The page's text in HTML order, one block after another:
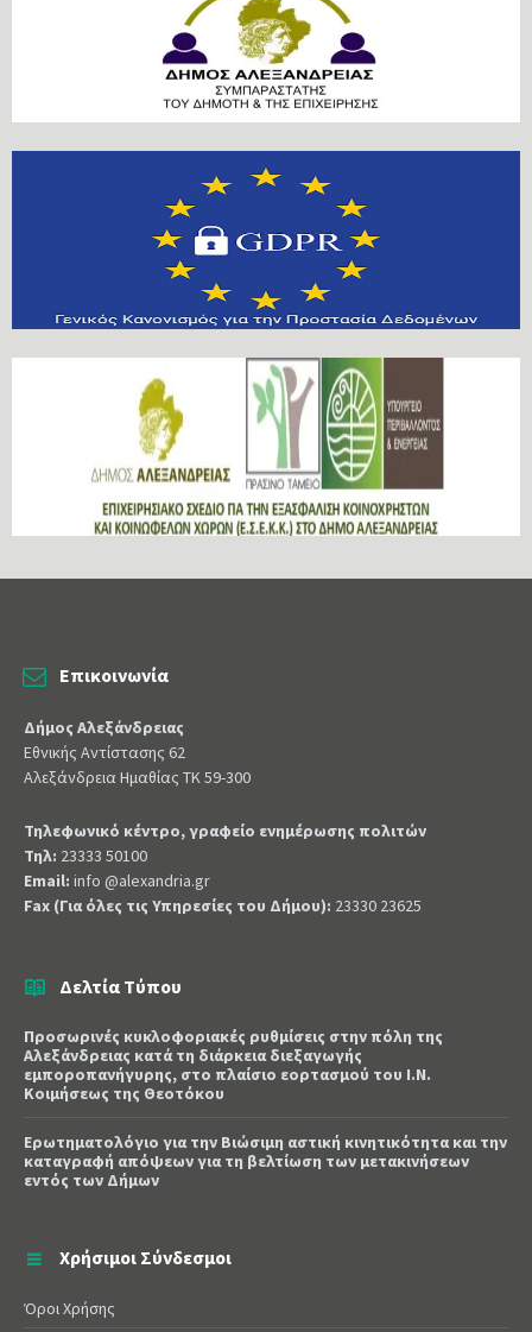
Επικοινωνία
Δήμος Αλεξάνδρειας
Εθνικής Αντίστασης 62
Αλεξάνδρεια Ημαθίας ΤΚ 59-300
Τηλεφωνικό κέντρο, γραφείο ενημέρωσης πολιτών
Τηλ: 23333 50100
Email: info @alexandria.gr
Fax (Για όλες τις Υπηρεσίες του Δήμου): 23330 23625
Δελτία Τύπου
Προσωρινές κυκλοφοριακές ρυθμίσεις στην πόλη της
Αλεξάνδρειας κατά τη διάρκεια διεξαγωγής
εμποροπανήγυρης, στο πλαίσιο εορτασμού του Ι.Ν.
Κοιμήσεως της Θεοτόκου
Ερωτηματολόγιο για την Βιώσιμη αστική κινητικότητα και την
καταγραφή απόψεων για τη βελτίωση των μετακινήσεων
εντός των Δήμων
Χρήσιμοι Σύνδεσμοι
Όροι Χρήσης